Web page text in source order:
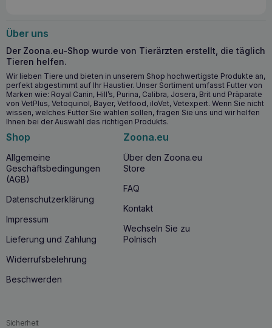
Über uns
Der Zoona.eu-Shop wurde von Tierärzten erstellt, die täglich
Tieren helfen.
Wir lieben Tiere und bieten in unserem Shop hochwertigste Produkte an,
perfekt abgestimmt auf Ihr Haustier. Unser Sortiment umfasst Futter von
Marken wie: Royal Canin, Hill’s, Purina, Calibra, Josera, Brit und Präparate
von VetPlus, Vetoquinol, Bayer, Vetfood, iloVet, Vetexpert. Wenn Sie nicht
wissen, welches Futter Sie wählen sollen, fragen Sie uns und wir helfen
Ihnen bei der Auswahl des richtigen Produkts.
Shop
Allgemeine
Geschäftsbedingungen
(AGB)
Datenschutzerklärung
Impressum
Lieferung und Zahlung
Widerrufsbelehrung
Beschwerden
Zoona.eu
Über den Zoona.eu
Store
FAQ
Kontakt
Wechseln Sie zu
Polnisch
Sicherheit